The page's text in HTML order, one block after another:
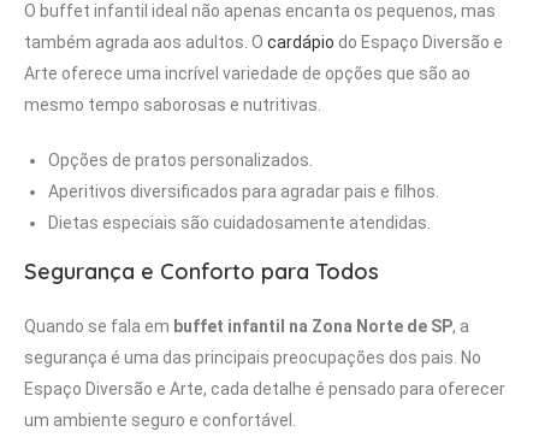
O buffet infantil ideal não apenas encanta os pequenos, mas
também agrada aos adultos. O cardápio do Espaço Diversão e
Arte oferece uma incrível variedade de opções que são ao
mesmo tempo saborosas e nutritivas.
Opções de pratos personalizados.
Aperitivos diversificados para agradar pais e filhos.
Dietas especiais são cuidadosamente atendidas.
Segurança e Conforto para Todos
Quando se fala em buffet infantil na Zona Norte de SP, a
segurança é uma das principais preocupações dos pais. No
Espaço Diversão e Arte, cada detalhe é pensado para oferecer
um ambiente seguro e confortável.